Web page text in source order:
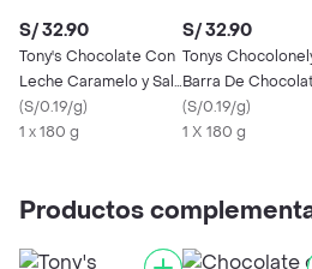
S/ 32.90
Tony's Chocolate Con
Leche Caramelo y Sal
Marina
(S/0.19/g)
1 x 180 g
S/ 32.90
Tonys
Barra De
Con Leche
(S/0.19/g)
1 X 180 g
Productos